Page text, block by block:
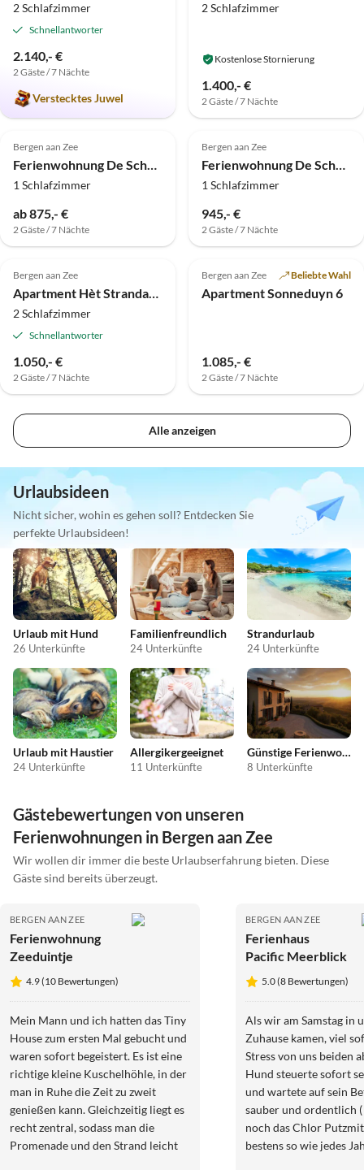
2 Schlafzimmer
Schnellantworter
2.140,- €
2 Gäste / 7 Nächte
Verstecktes Juwel
2 Schlafzimmer
Kostenlose Stornierung
1.400,- €
2 Gäste / 7 Nächte
5.0 (2)
Bergen aan Zee
Ferienwohnung De Schelp 5
1 Schlafzimmer
ab 875,- €
2 Gäste / 7 Nächte
5.0 (1)
Bergen aan Zee
Ferienwohnung De Schelp 1
1 Schlafzimmer
945,- €
2 Gäste / 7 Nächte
Bergen aan Zee
Apartment Hèt Strandappartement
2 Schlafzimmer
Schnellantworter
1.050,- €
2 Gäste / 7 Nächte
Bergen aan Zee Beliebte Wahl
Apartment Sonneduyn 6
1.085,- €
2 Gäste / 7 Nächte
Alle anzeigen
Urlaubsideen
Nicht sicher, wohin es gehen soll? Entdecken Sie
perfekte Urlaubsideen!
Urlaub mit Hund
26 Unterkünfte
Familienfreundlich
24 Unterkünfte
Strandurlaub
24 Unterkünfte
Urlaub mit Haustier
24 Unterkünfte
Allergikergeeignet
11 Unterkünfte
Günstige Ferienwohnungen
8 Unterkünfte
Gästebewertungen von unseren
Ferienwohnungen in Bergen aan Zee
Wir wollen dir immer die beste Urlaubserfahrung bieten. Diese
Gäste sind bereits überzeugt.
BERGEN AAN ZEE
Ferienwohnung
Zeeduintje
4.9 (10 Bewertungen)
Mein Mann und ich hatten das Tiny
House zum ersten Mal gebucht und
waren sofort begeistert. Es ist eine
richtige kleine Kuschelhöhle, in der
man in Ruhe die Zeit zu zweit
genießen kann. Gleichzeitig liegt es
recht zentral, sodass man die
Promenade und den Strand leicht
BERGEN AAN ZEE
Ferienhaus
Pacific Meerblick
5.0 (8 Bewertungen)
Als wir am Samstag in
Zuhause kamen, viel
Stress von uns beiden
Hund steuerte sofort
und wartete auf sein
sauber und ordentlich
noch das Chlor
bestens so wie jedes Jahr. 2